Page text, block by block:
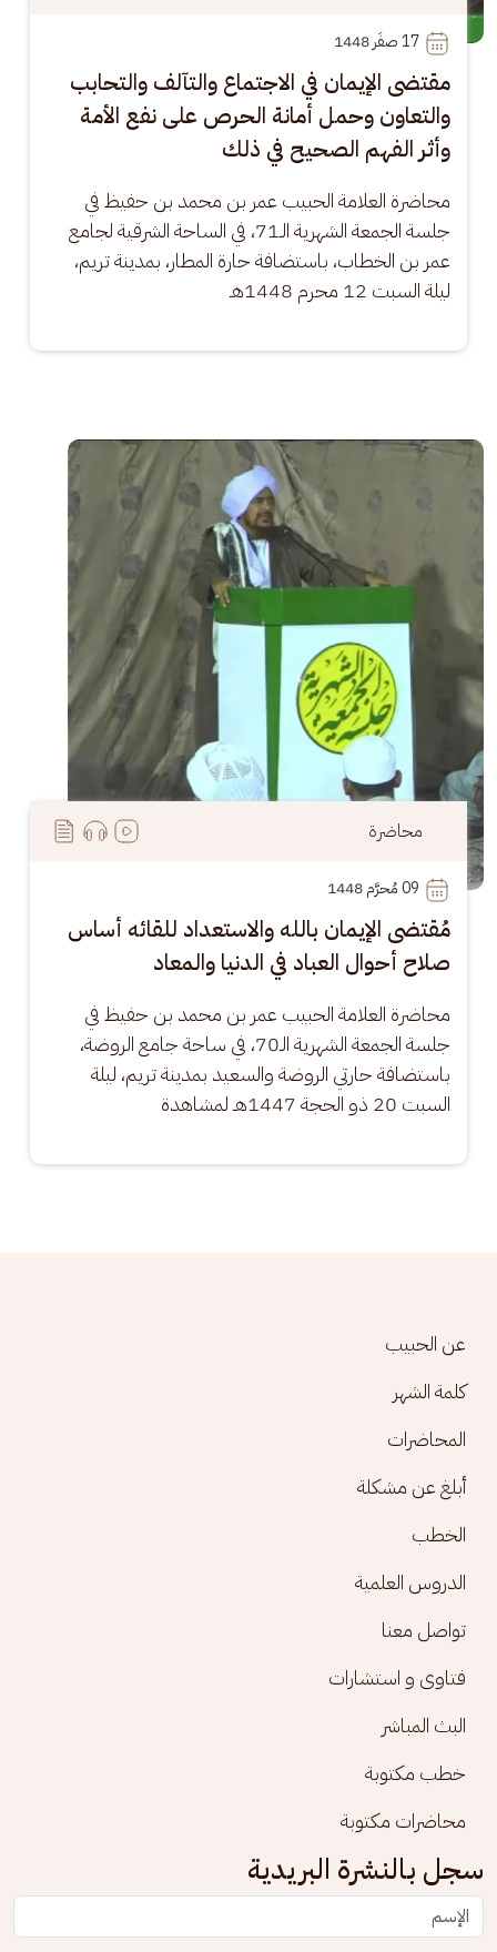
17 صفَر 1448
مقتضى الإيمان في الاجتماع والتآلف والتحابب
والتعاون وحمل أمانة الحرص على نفع الأمة
وأثر الفهم الصحيح في ذلك
محاضرة العلامة الحبيب عمر بن محمد بن حفيظ في
جلسة الجمعة الشهرية الـ71، في الساحة الشرقية لجامع
عمر بن الخطاب، باستضافة حارة المطار، بمدينة تريم،
ليلة السبت 12 محرم 1448هـ
الصورة
محاضرة
09 مُحرَّم 1448
مُقتضى الإيمان بالله والاستعداد للقائه أساس
صلاح أحوال العباد في الدنيا والمعاد
محاضرة العلامة الحبيب عمر بن محمد بن حفيظ في
جلسة الجمعة الشهرية الـ70، في ساحة جامع الروضة،
باستضافة حارتي الروضة والسعيد بمدينة تريم، ليلة
السبت 20 ذو الحجة 1447هـ لمشاهدة
Footer menu
عن الحبيب
كلمة الشهر
المحاضرات
أبلغ عن مشكلة
الخطب
الدروس العلمية
تواصل معنا
فتاوى و استشارات
البث المباشر
خطب مكتوبة
محاضرات مكتوبة
سجل بالنشرة البريدية